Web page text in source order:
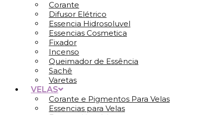
Corante
Difusor Elétrico
Essencia Hidrosoluvel
Essencias Cosmetica
Fixador
Incenso
Queimador de Essência
Sachê
Varetas
VELAS
Corante e Pigmentos Para Velas
Essencias para Velas